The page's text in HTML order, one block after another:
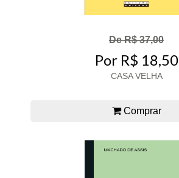
De R$ 37,00
Por R$ 18,50
CASA VELHA
Comprar